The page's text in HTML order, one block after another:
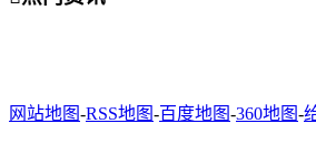
网站地图-RSS地图-百度地图-360地图-